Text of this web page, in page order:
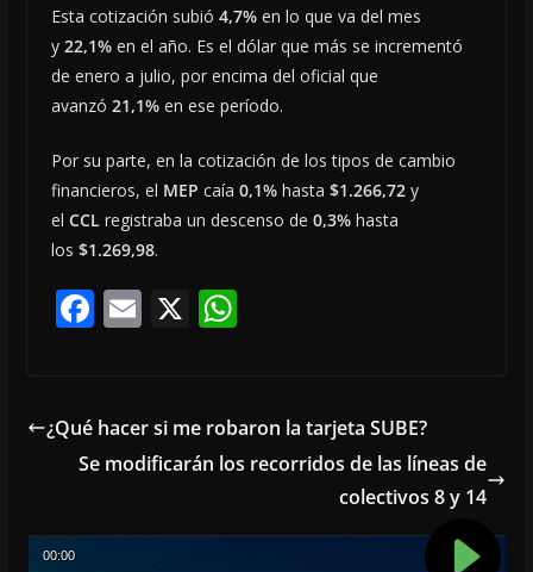
Esta cotización subió 4,7%en lo que va del mes
y 22,1%en el año. Es el dólar que más se incrementó
de enero a julio, por encima del oficial que
avanzó 21,1%en ese período.
Por su parte, en la cotización de los tipos de cambio
financieros, el MEP caía 0,1%hasta $1.266,72y
el CCLregistraba un descenso de 0,3%hasta
los $1.269,98.
F
b
o
k
E
l
X W
s
A
p
¿Qué hacer si me robaron la tarjeta SUBE?
Se modificarán los recorridos de las líneas de
colectivos 8 y 14